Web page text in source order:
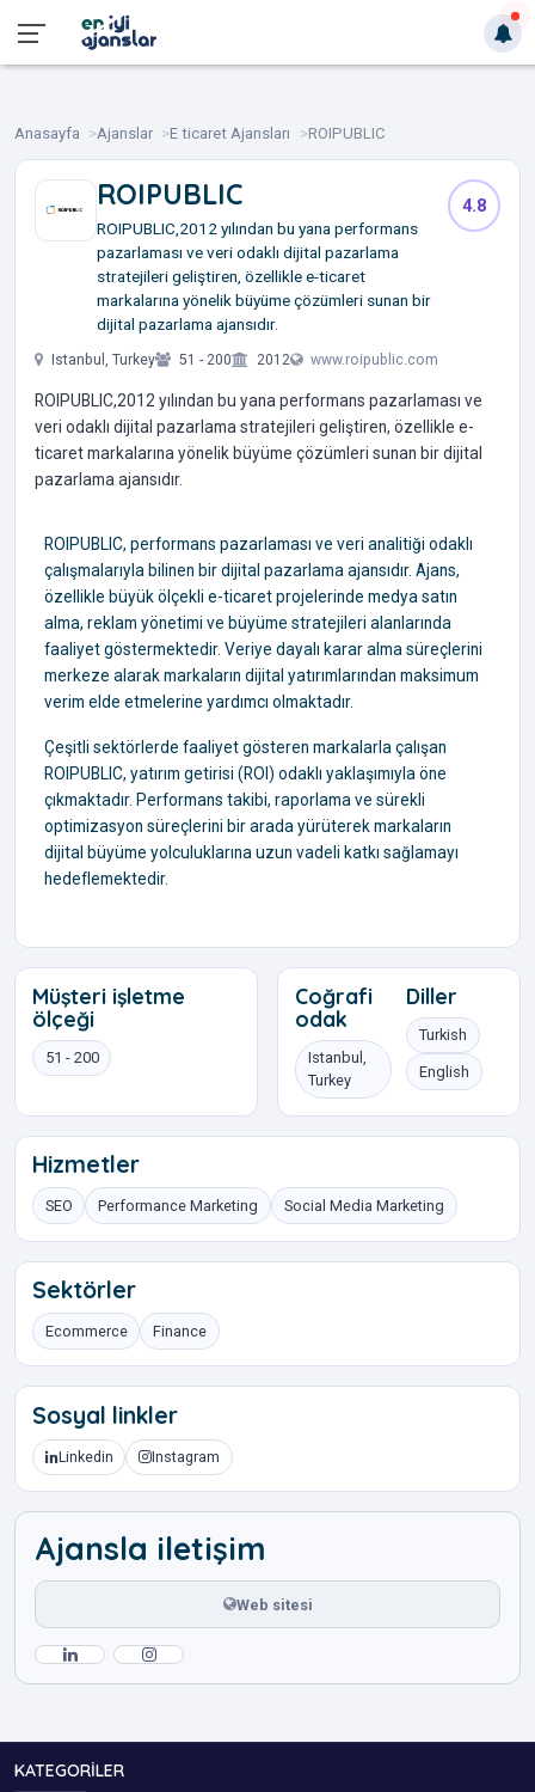
Anasayfa Ajanslar E ticaret Ajansları ROIPUBLIC
ROIPUBLIC
ROIPUBLIC,2012 yılından bu yana performans
pazarlaması ve veri odaklı dijital pazarlama
stratejileri geliştiren, özellikle e-ticaret
markalarına yönelik büyüme çözümleri sunan bir
dijital pazarlama ajansıdır.
4.8
Istanbul, Turkey 51 - 200 2012 www.roipublic.com
ROIPUBLIC,2012 yılından bu yana performans pazarlaması ve
veri odaklı dijital pazarlama stratejileri geliştiren, özellikle e-
ticaret markalarına yönelik büyüme çözümleri sunan bir dijital
pazarlama ajansıdır.
ROIPUBLIC, performans pazarlaması ve veri analitiği odaklı
çalışmalarıyla bilinen bir dijital pazarlama ajansıdır. Ajans,
özellikle büyük ölçekli e-ticaret projelerinde medya satın
alma, reklam yönetimi ve büyüme stratejileri alanlarında
faaliyet göstermektedir. Veriye dayalı karar alma süreçlerini
merkeze alarak markaların dijital yatırımlarından maksimum
verim elde etmelerine yardımcı olmaktadır.
Çeşitli sektörlerde faaliyet gösteren markalarla çalışan
ROIPUBLIC, yatırım getirisi (ROI) odaklı yaklaşımıyla öne
çıkmaktadır. Performans takibi, raporlama ve sürekli
optimizasyon süreçlerini bir arada yürüterek markaların
dijital büyüme yolculuklarına uzun vadeli katkı sağlamayı
hedeflemektedir.
Müşteri işletme
ölçeği
51 - 200
Coğrafi
odak
Istanbul,
Turkey
Diller
Turkish
English
Hizmetler
SEO Performance Marketing Social Media Marketing
Sektörler
Ecommerce Finance
Sosyal linkler
Linkedin Instagram
Ajansla iletişim
Web sitesi
KATEGORILER